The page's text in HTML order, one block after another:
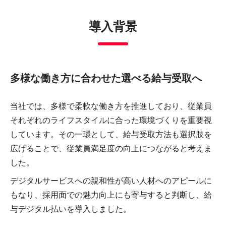
導入背景
多様な働き方に合わせた選べる給与受取へ
当社では、多様で柔軟な働き方を推進しており、従業員
それぞれのライフスタイルに合った環境づくりを重要視
しています。その一環として、給与受取方法も選択肢を
広げることで、従業員満足度の向上につながると考えま
した。
デジタルサービスへの親和性が高い人材へのアピールに
もなり、採用面での魅力向上にも寄与すると判断し、給
与デジタル払いを導入しました。